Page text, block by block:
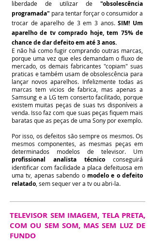
liberdade de utilizar de "obsolescência
programada" para tentar forçar o consumidor a
trocar de aparelho de 3 em 3 anos.SIM! Um
aparelho de tv comprado hoje, tem 75% de
chance de dar defeito em até 3 anos.
E não há como fugir comprando outras marcas,
porque uma vez que eles demandam o fluxo de
mercado, os demais fabricantes "copiam" suas
praticas e também usam de obsolescência para
lançar novos aparelhos. Infelizmente todas as
marcas tem vicios de fabrica, mas apenas a
Samsung e a LG tem conserto facilitado, porque
existem muitas peças de suas tvs disponíveis a
venda. Isso faz com que suas peças fiquem mais
baratas que as peças de uma Sony por exemplo.
Por isso, os defeitos são sempre os mesmos. Os
mesmos componentes, as mesmas peças em
determinados modelos de televisor. Um
profissional analista técnico conseguirá
identificar com facilidade a placa defeituosa em
uma tv, apenas sabendo o modelo e o defeito
relatado , sem sequer ver a tv ou abri-la.
TELEVISOR SEM IMAGEM, TELA PRETA,
COM OU SEM SOM, MAS SEM LUZ DE
FUNDO